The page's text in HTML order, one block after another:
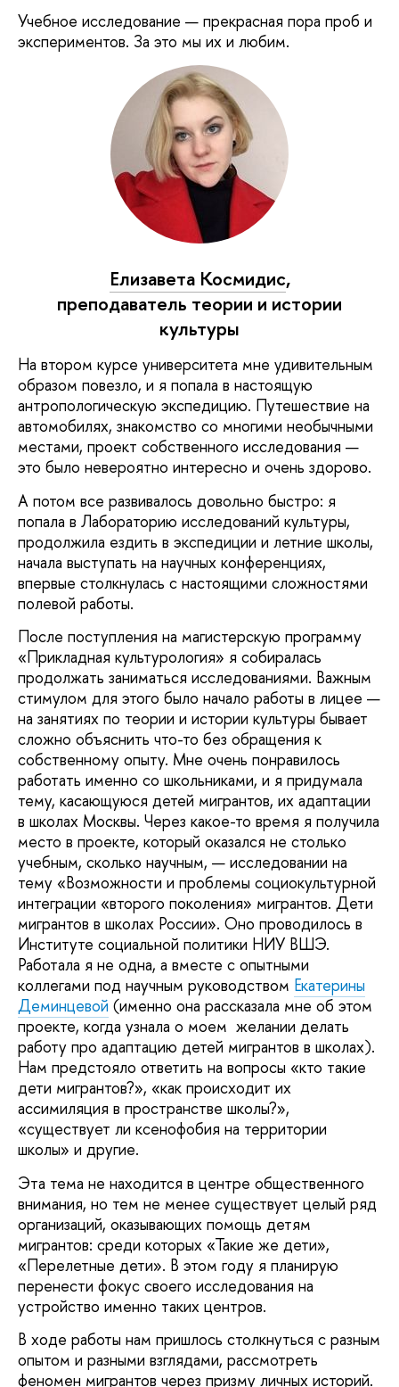
Учебное исследование — прекрасная пора проб и
экспериментов. За это мы их и любим.
Елизавета Космидис,
преподаватель теории и истории
культуры
На втором курсе университета мне удивительным
образом повезло, и я попала в настоящую
антропологическую экспедицию. Путешествие на
автомобилях, знакомство со многими необычными
местами, проект собственного исследования —
это было невероятно интересно и очень здорово.
А потом все развивалось довольно быстро: я
попала в Лабораторию исследований культуры,
продолжила ездить в экспедиции и летние школы,
начала выступать на научных конференциях,
впервые столкнулась с настоящими сложностями
полевой работы.
После поступления на магистерскую программу
«Прикладная культурология» я собиралась
продолжать заниматься исследованиями. Важным
стимулом для этого было начало работы в лицее —
на занятиях по теории и истории культуры бывает
сложно объяснить что-то без обращения к
собственному опыту. Мне очень понравилось
работать именно со школьниками, и я придумала
тему, касающуюся детей мигрантов, их адаптации
в школах Москвы. Через какое-то время я получила
место в проекте, который оказался не столько
учебным, сколько научным, — исследовании на
тему «Возможности и проблемы социокультурной
интеграции «второго поколения» мигрантов. Дети
мигрантов в школах России». Оно проводилось в
Институте социальной политики НИУ ВШЭ.
Работала я не одна, а вместе с опытными
коллегами под научным руководством Екатерины
Деминцевой (именно она рассказала мне об этом
проекте, когда узнала о моем желании делать
работу про адаптацию детей мигрантов в школах).
Нам предстояло ответить на вопросы «кто такие
дети мигрантов?», «как происходит их
ассимиляция в пространстве школы?»,
«существует ли ксенофобия на территории
школы» и другие.
Эта тема не находится в центре общественного
внимания, но тем не менее существует целый ряд
организаций, оказывающих помощь детям
мигрантов: среди которых «Такие же дети»,
«Перелетные дети». В этом году я планирую
перенести фокус своего исследования на
устройство именно таких центров.
В ходе работы нам пришлось столкнуться с разным
опытом и разными взглядами, рассмотреть
феномен мигрантов через призму личных историй.